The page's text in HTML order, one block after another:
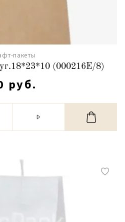
пакеты
(000216Е/8)
руб.